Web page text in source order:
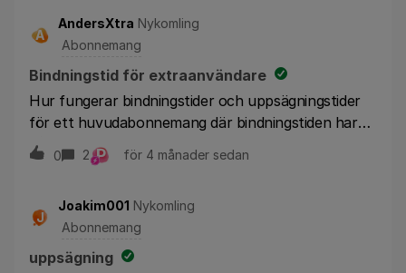
hälsning, Susanne
A
AndersXtra Nykomling
Abonnemang
Bindningstid för extraanvändare
Hur fungerar bindningstider och uppsägningstider
för ett huvudabonnemang där bindningstiden har
gått ut men en extraanvändare som anslöts
senare? och vad händer med extraanvändaren om
abonnemanget?
0 2 P för 4 månader sedan
J
Joakim001 Nykomling
Abonnemang
uppsägning